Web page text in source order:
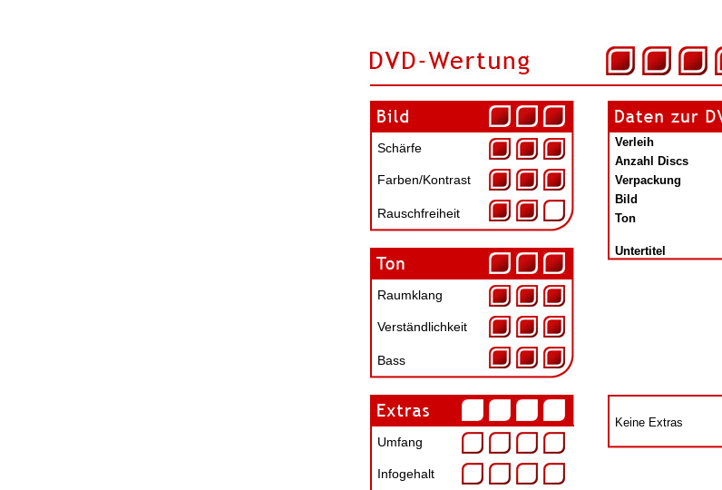
Schärfe
Farben/Kontrast
Rauschfreiheit
Raumklang
Verständlichkeit
Bass
Verleih
Anzahl Discs
Verpackung
Bild
Ton
Untertitel
Umfang
Infogehalt
Keine Extras